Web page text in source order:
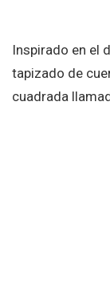
Inspirado en el
tapizado de
cuadrada